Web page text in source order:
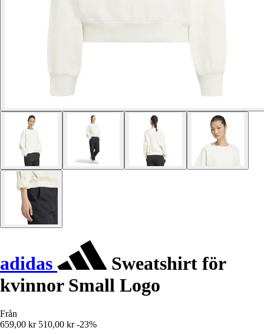
adidas
Sweatshirt för
kvinnor Small Logo
Från
659,00 kr 510,00 kr -23%